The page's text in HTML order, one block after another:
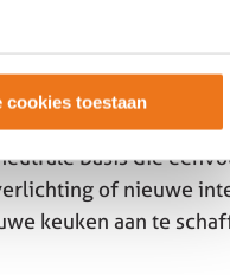
cookies toestaan
biedt wit ook diverse
waardoor ruimtes
basis die
of nieuwe
keuken aan te